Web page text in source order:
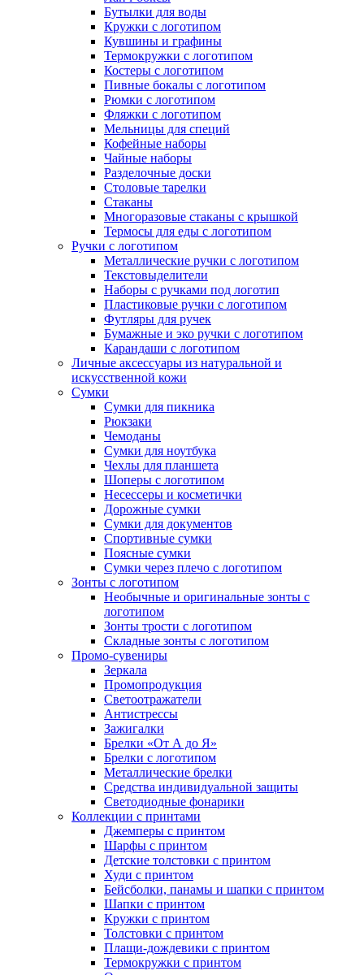
Бутылки для воды
Кружки с логотипом
Кувшины и графины
Термокружки с логотипом
Костеры с логотипом
Пивные бокалы с логотипом
Рюмки с логотипом
Фляжки с логотипом
Мельницы для специй
Кофейные наборы
Чайные наборы
Разделочные доски
Столовые тарелки
Стаканы
Многоразовые стаканы с крышкой
Термосы для еды с логотипом
Ручки с логотипом
Металлические ручки с логотипом
Текстовыделители
Наборы с ручками под логотип
Пластиковые ручки с логотипом
Футляры для ручек
Бумажные и эко ручки с логотипом
Карандаши с логотипом
Личные аксессуары из натуральной и
искусственной кожи
Сумки
Сумки для пикника
Рюкзаки
Чемоданы
Сумки для ноутбука
Чехлы для планшета
Шоперы с логотипом
Несессеры и косметички
Дорожные сумки
Сумки для документов
Спортивные сумки
Поясные сумки
Сумки через плечо с логотипом
Зонты с логотипом
Необычные и оригинальные зонты с
логотипом
Зонты трости с логотипом
Складные зонты с логотипом
Промо-сувениры
Зеркала
Промопродукция
Светоотражатели
Антистрессы
Зажигалки
Брелки «От А до Я»
Брелки с логотипом
Металлические брелки
Средства индивидуальной защиты
Светодиодные фонарики
Коллекции с принтами
Джемперы с принтом
Шарфы с принтом
Детские толстовки с принтом
Худи с принтом
Бейсболки, панамы и шапки с принтом
Шапки с принтом
Кружки с принтом
Толстовки с принтом
Плащи-дождевики с принтом
Термокружки с принтом